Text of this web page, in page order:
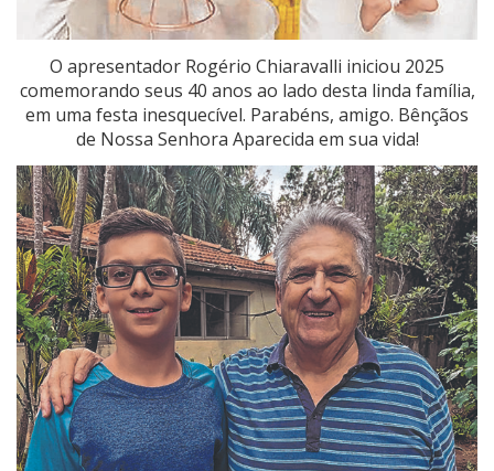
O apresentador Rogério Chiaravalli iniciou 2025
comemorando seus 40 anos ao lado desta linda família,
em uma festa inesquecível. Parabéns, amigo. Bênçãos
de Nossa Senhora Aparecida em sua vida!